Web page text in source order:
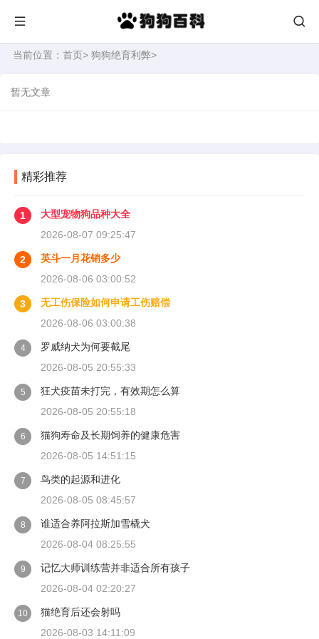
当前位置： 首页> 狗狗绝育利弊>
暂无文章
精彩推荐
1
大型宠物狗品种大全
2026-08-07 09:25:47
2
英斗一月花销多少
2026-08-06 03:00:52
3
无工伤保险如何申请工伤赔偿
2026-08-06 03:00:38
4
罗威纳犬为何要截尾
2026-08-05 20:55:33
5
狂犬疫苗未打完，有效期怎么算
2026-08-05 20:55:18
6
猫狗寿命及长期饲养的健康危害
2026-08-05 14:51:15
7
鸟类的起源和进化
2026-08-05 08:45:57
8
谁适合养阿拉斯加雪橇犬
2026-08-04 08:25:55
9
记忆大师训练营并非适合所有孩子
2026-08-04 02:20:27
10
猫绝育后还会射吗
2026-08-03 14:11:09